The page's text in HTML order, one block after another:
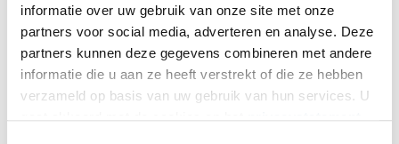
informatie over uw gebruik van onze site met onze
partners voor social media, adverteren en analyse. Deze
partners kunnen deze gegevens combineren met andere
informatie die u aan ze heeft verstrekt of die ze hebben
verzameld op basis van uw gebruik van hun services. U
ponden, te betalen door het Haarlemse brouwersgilde.
Bronnen:
Pier Hoekstra, Bloemendaal. Proeve ener streekgeschiedenis (W
ormerveer 1947), pp. 132-136.